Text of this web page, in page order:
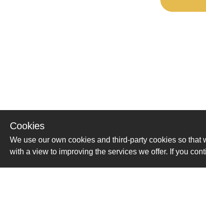
Cookies
We use our own cookies and third-party cookies so
with a view to improving the services we offer. If you